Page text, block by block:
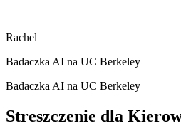
Rachel
Badaczka AI na UC Berkeley
Badaczka AI na UC Berkeley
Streszczenie dla